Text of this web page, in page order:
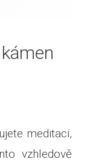
meditaci,
vzhledově